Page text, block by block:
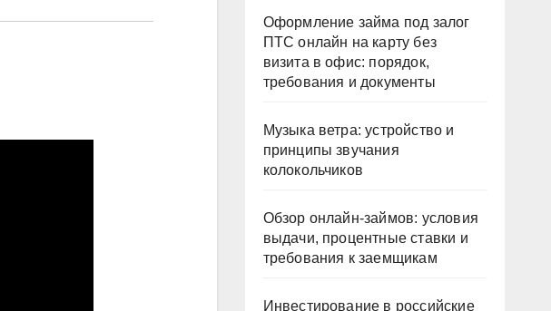
Оформление займа под залог
ПТС онлайн на карту без
визита в офис: порядок,
требования и документы
Музыка ветра: устройство и
принципы звучания
колокольчиков
Обзор онлайн-займов: условия
выдачи, процентные ставки и
требования к заемщикам
Инвестирование в российские